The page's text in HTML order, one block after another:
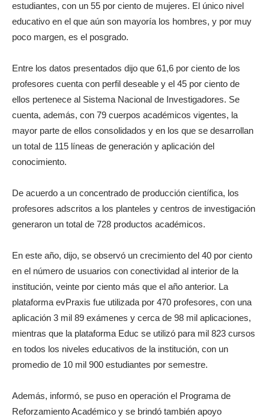
estudiantes, con un 55 por ciento de mujeres. El único nivel
educativo en el que aún son mayoría los hombres, y por muy
poco margen, es el posgrado.
Entre los datos presentados dijo que 61,6 por ciento de los
profesores cuenta con perfil deseable y el 45 por ciento de
ellos pertenece al Sistema Nacional de Investigadores. Se
cuenta, además, con 79 cuerpos académicos vigentes, la
mayor parte de ellos consolidados y en los que se desarrollan
un total de 115 líneas de generación y aplicación del
conocimiento.
De acuerdo a un concentrado de producción científica, los
profesores adscritos a los planteles y centros de investigación
generaron un total de 728 productos académicos.
En este año, dijo, se observó un crecimiento del 40 por ciento
en el número de usuarios con conectividad al interior de la
institución, veinte por ciento más que el año anterior. La
plataforma evPraxis fue utilizada por 470 profesores, con una
aplicación 3 mil 89 exámenes y cerca de 98 mil aplicaciones,
mientras que la plataforma Educ se utilizó para mil 823 cursos
en todos los niveles educativos de la institución, con un
promedio de 10 mil 900 estudiantes por semestre.
Además, informó, se puso en operación el Programa de
Reforzamiento Académico y se brindó también apoyo